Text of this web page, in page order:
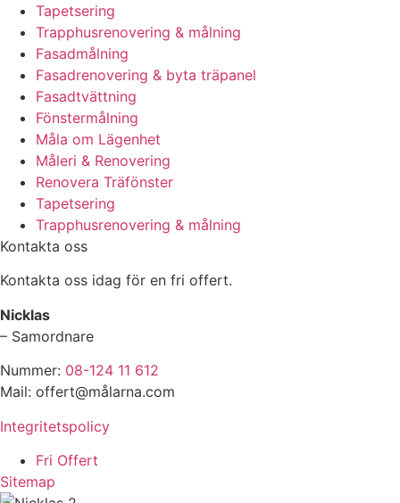
Tapetsering
Trapphusrenovering & målning
Fasadmålning
Fasadrenovering & byta träpanel
Fasadtvättning
Fönstermålning
Måla om Lägenhet
Måleri & Renovering
Renovera Träfönster
Tapetsering
Trapphusrenovering & målning
Kontakta oss
Kontakta oss idag för en fri offert.
Nicklas
– Samordnare
Nummer: 08-124 11 612
Mail: offert@målarna.com
Integritetspolicy
Fri Offert
Sitemap